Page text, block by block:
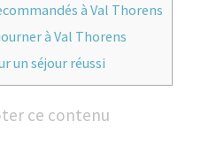
à Val Thorens
à Val Thorens
un séjour réussi
ce contenu